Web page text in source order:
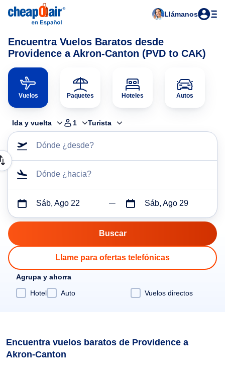
Llámanos
Encuentra Vuelos Baratos desde
Providence a Akron-Canton (PVD to CAK)
Vuelos Paquetes Hoteles Autos
Ida y vuelta 1 Turista
Dónde ¿desde?
Dónde ¿hacia?
Sáb, Ago 22 Sáb, Ago 29
Llame para ofertas telefónicas
Agrupa y ahorra
Hotel
Auto Vuelos directos
Encuentra vuelos baratos de Providence a
Akron-Canton